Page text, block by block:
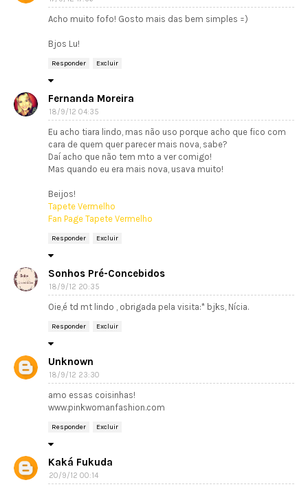
Acho muito fofo! Gosto mais das bem simples =)
Bjos Lu!
Responder Excluir
Fernanda Moreira
18/9/12 04:35
Eu acho tiara lindo, mas não uso porque acho que fico com
cara de quem quer parecer mais nova, sabe?
Daí acho que não tem mto a ver comigo!
Mas quando eu era mais nova, usava muito!
Beijos!
Tapete Vermelho
Fan Page Tapete Vermelho
Responder Excluir
Sonhos Pré-Concebidos
18/9/12 20:35
Oie,é td mt lindo , obrigada pela visita:* bjks, Nícia.
Responder Excluir
Unknown
18/9/12 23:30
amo essas coisinhas!
www.pinkwomanfashion.com
Responder Excluir
Kaká Fukuda
20/9/12 00:14